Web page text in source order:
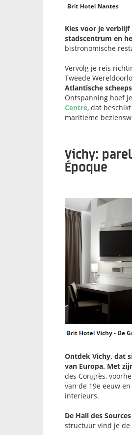
Kies voor je
stadscentrum en
bistronomische
Vervolg je reis
Tweede
Atlantische
Ontspanning hoef
Centre, dat
maritieme
Vichy:
Époque
Ontdek Vichy, dat
van Europa. Met
des Congrès,
van de 19e eeuw
interieurs.
De Hall des Sources
structuur vind je de